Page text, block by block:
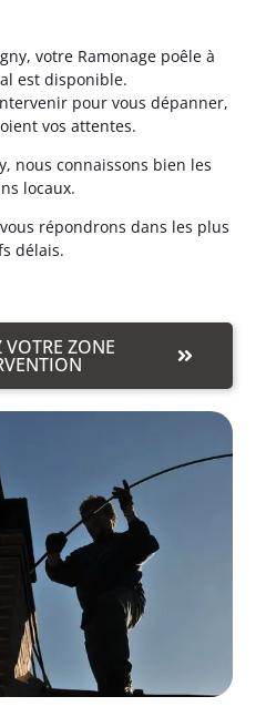
votre Ramonage poêle à
est disponible.
pour vous dépanner,
vos attentes.
nous connaissons bien les
locaux.
répondrons dans les plus
délais.
VOTRE ZONE